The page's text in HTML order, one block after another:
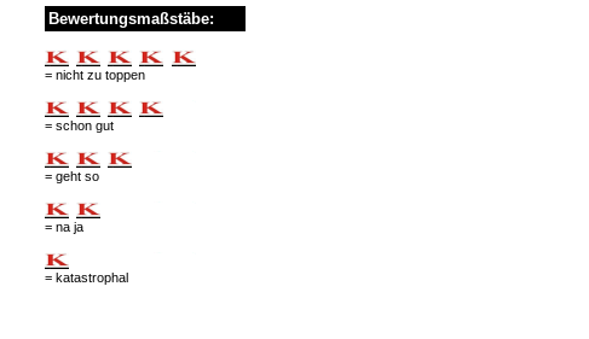
Bewertungsmaßstäbe:
= nicht zu toppen
= schon gut
= geht so
= na ja
= katastrophal